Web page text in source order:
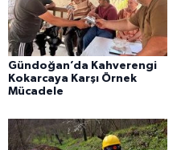
Gündoğan’da Kahverengi
Kokarcaya Karşı Örnek
Mücadele